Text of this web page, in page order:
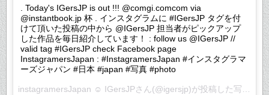
. Today's IGersJP is out !!! @comgi.comcom via
@instantbook.jp 杯 . インスタグラムに #IGersJP タグを付
けて頂いた投稿の中から @IGersJP 担当者がピックアップ
した作品を毎日紹介しています！ : follow us @IGersJP //
valid tag #IGersJP check Facebook page
InstagramersJapan : #InstagramersJapan #インスタグラマ
ーズジャパン #日本 #japan #写真 #photo
instagramersJapan ☺︎ IGersJPさん(@igersjp)が投稿した写真 –